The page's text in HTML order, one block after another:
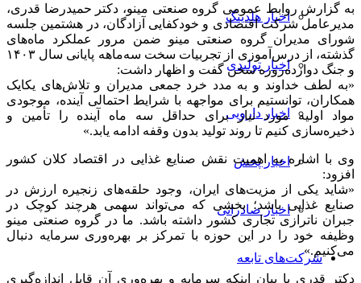
اخبار هلدینگ
اخبار تولیدی
اخبار دارویی
اخبار پخش
اخبار صادراتی
شرکت‌های تابعه
به گزارش روابط عمومی گروه صنعتی مینو، دکتر حمیدرضا قدری،
مدیرعامل شرکت اقتصادی و خودکفایی آزادگان، در هشتمین جلسه
شورای مدیران گروه صنعتی مینو ضمن مرور عملکرد ماه‌های
گذشته، از درس‌آموزی از تجربیات سخت سه‌ماهه پایانی سال ۱۴۰۳
و جنگ دوازده‌روزه سخن گفت و اظهار داشت:
«به لطف خداوند و به مدد خرد جمعی مدیران و تلاش‌های یکایک
همکاران، توانستیم برای مواجهه با شرایط احتمالی آینده، موجودی
مواد اولیه مورد نیاز برای حداقل سه ماه آینده را تأمین و
ذخیره‌سازی کنیم تا روند تولید بدون وقفه ادامه یابد.»
وی با اشاره به اهمیت نقش صنایع غذایی در اقتصاد کلان کشور
افزود:
«شاید یکی از مزیت‌های ایران، وجود حلقه‌های زنجیره ارزش در
صنایع غذایی باشد؛ بخشی که می‌تواند سهمی هرچند کوچک در
جبران ناترازی تجاری کشور داشته باشد. ما در گروه صنعتی مینو
وظیفه خود را در این حوزه با تمرکز بر بهره‌وری سرمایه دنبال
می‌کنیم.»
دکتر قدری با بیان اینکه سرمایه و بهره‌وری آن قابل اندازه‌گیری